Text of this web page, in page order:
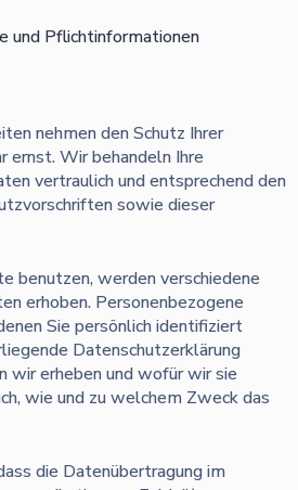
und Pflicht­informationen
nehmen den Schutz Ihrer
ernst. Wir behandeln Ihre
vertraulich und entsprechend den
sowie dieser
benutzen, werden verschiedene
erhoben. Personenbezogene
Sie persönlich identifiziert
Datenschutzerklärung
wir erheben und wofür wir sie
wie und zu welchem Zweck das
die Datenübertragung im